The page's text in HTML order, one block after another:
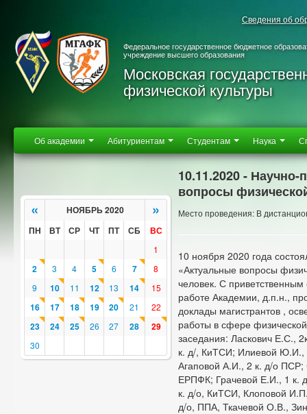
Сведения об
Федеральное государственное бюджетное
учреждение высшего образования
Московская
физической культуры
Об академии Абитуриентам Студентам Наука
« НОЯБРЬ 2020 »
ПН ВТ СР ЧТ ПТ СБ ВС
1
2 3 4 5 6 7
8
9
10 11 12 13 14 15
16 17 18 19 20 21 22
23 24 25 26 27 28 29
30
10.11.2020 -
вопросы
Место проведения: В
10 ноября 2020 года
«Актуальные вопросы
человек. С
работе Академии, д.п.н.,
доклады магистрантов ,
работы в сфере
заседания: Ласкович Е.С.,
к. д/, КиТСИ; Илиевой Ю.И.,
Агаповой А.И., 2 к. д/о
ЕРПФК; Грачевой Е.И., 1 к.
к. д/о, КиТСИ, Клоповой
д/о, ППА, Ткачевой О.В.,